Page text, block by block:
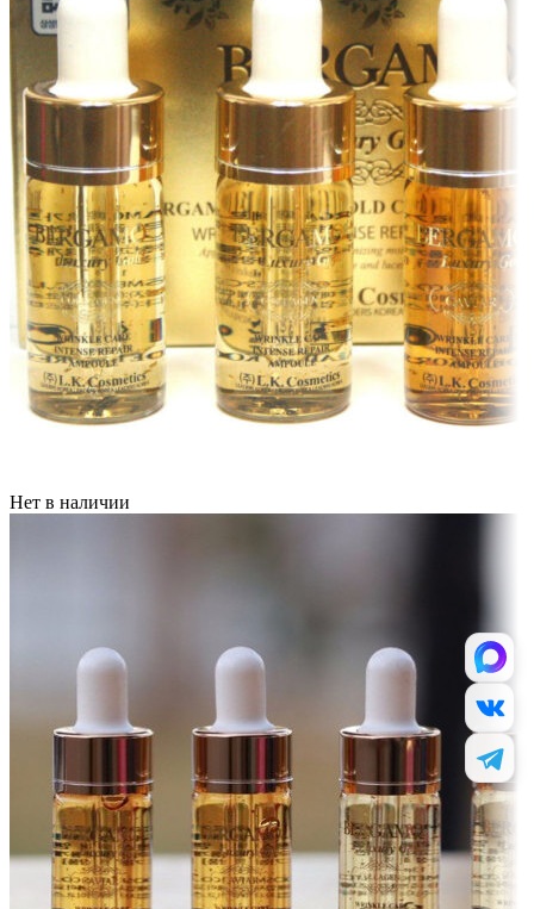
Нет в наличии